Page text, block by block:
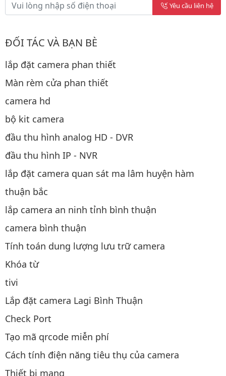
Yêu cầu liên hệ
ĐỐI TÁC VÀ BẠN BÈ
lắp đặt camera phan thiết
Màn rèm cửa phan thiết
camera hd
bộ kit camera
đầu thu hình analog HD - DVR
đầu thu hình IP - NVR
lắp đặt camera quan sát ma lâm huyện hàm
thuận bắc
lắp camera an ninh tỉnh bình thuận
camera bình thuận
Tính toán dung lượng lưu trữ camera
Khóa từ
tivi
Lắp đặt camera Lagi Bình Thuận
Check Port
Tạo mã qrcode miễn phí
Cách tính điện năng tiêu thụ của camera
Thiết bị mạng